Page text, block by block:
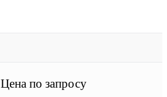
Цена по запросу